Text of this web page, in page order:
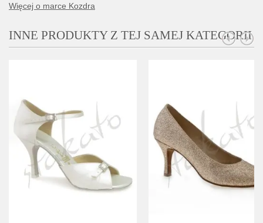
Więcej o marce Kozdra
INNE PRODUKTY Z TEJ SAMEJ KATEGORII